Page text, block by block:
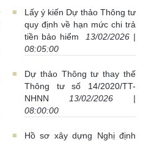
Lấy ý kiến Dự thảo Thông tư
quy định về hạn mức chi trả
tiền bảo hiểm
13/02/2026 |
08:05:00
Dự thảo Thông tư thay thế
Thông tư số 14/2020/TT-
NHNN
13/02/2026 |
08:00:00
Hồ sơ xây dựng Nghị định